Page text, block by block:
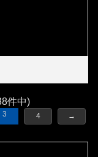
件中)
3 4 →